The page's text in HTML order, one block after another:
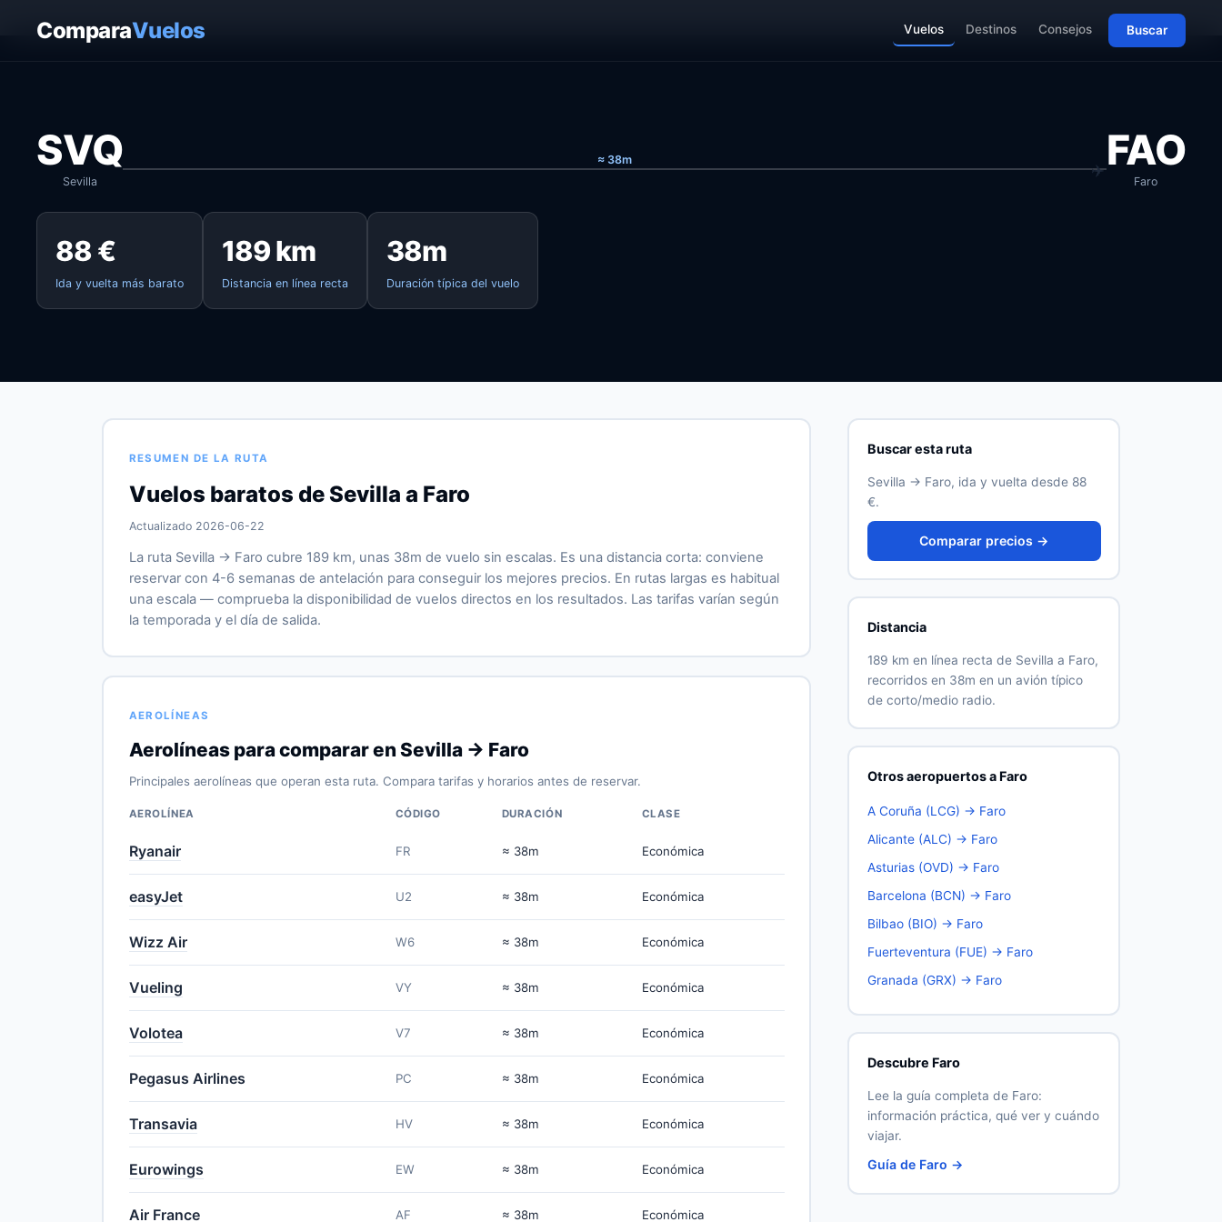
ComparaVuelos Vuelos Destinos Consejos Buscar
SVQ
Sevilla
≈ 38m FAO
Faro
88 €
Ida y vuelta más barato
189 km
Distancia en línea recta
38m
Duración típica del vuelo
RESUMEN DE LA RUTA
Vuelos baratos de Sevilla a Faro
Actualizado 2026-06-22
La ruta Sevilla → Faro cubre 189 km, unas 38m de vuelo sin escalas. Es una distancia corta: conviene
reservar con 4-6 semanas de antelación para conseguir los mejores precios. En rutas largas es habitual
una escala — comprueba la disponibilidad de vuelos directos en los resultados. Las tarifas varían según
la temporada y el día de salida.
AEROLÍNEAS
Aerolíneas para comparar en Sevilla → Faro
Principales aerolíneas que operan esta ruta. Compara tarifas y horarios antes de reservar.
AEROLÍNEA CÓDIGO DURACIÓN CLASE
Ryanair FR ≈ 38m Económica
easyJet U2 ≈ 38m Económica
Wizz Air W6 ≈ 38m Económica
Vueling VY ≈ 38m Económica
Volotea V7 ≈ 38m Económica
Pegasus Airlines PC ≈ 38m Económica
Transavia HV ≈ 38m Económica
Eurowings EW ≈ 38m Económica
Air France AF ≈ 38m Económica
Buscar esta ruta
Sevilla → Faro, ida y vuelta desde 88
€.
Comparar precios →
Distancia
189 km en línea recta de Sevilla a Faro,
recorridos en 38m en un avión típico
de corto/medio radio.
Otros aeropuertos a Faro
A Coruña (LCG) → Faro
Alicante (ALC) → Faro
Asturias (OVD) → Faro
Barcelona (BCN) → Faro
Bilbao (BIO) → Faro
Fuerteventura (FUE) → Faro
Granada (GRX) → Faro
Descubre Faro
Lee la guía completa de Faro:
información práctica, qué ver y cuándo
viajar.
Guía de Faro →